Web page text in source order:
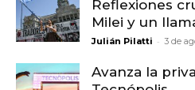
Reflexiones
Milei y un
Julián Pilatti - 3 de
Avanza la